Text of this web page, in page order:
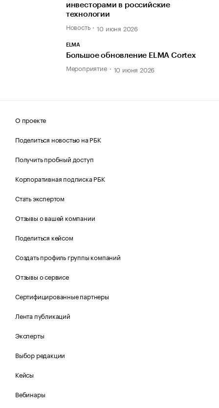
инвесторами в российские
технологии
Новость 10 июня 2026
ELMA
Большое обновление ELMA Cortex
Мероприятие 10 июня 2026
О проекте
Поделиться новостью на РБК
Получить пробный доступ
Корпоративная подписка РБК
Стать экспертом
Отзывы о вашей компании
Поделиться кейсом
Создать профиль группы компаний
Отзывы о сервисе
Сертифицированные партнеры
Лента публикаций
Эксперты
Выбор редакции
Кейсы
Вебинары